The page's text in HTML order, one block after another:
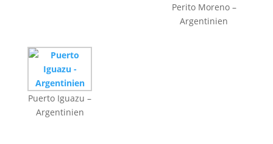
Perito Moreno –
Argentinien
Puerto Iguazu –
Argentinien